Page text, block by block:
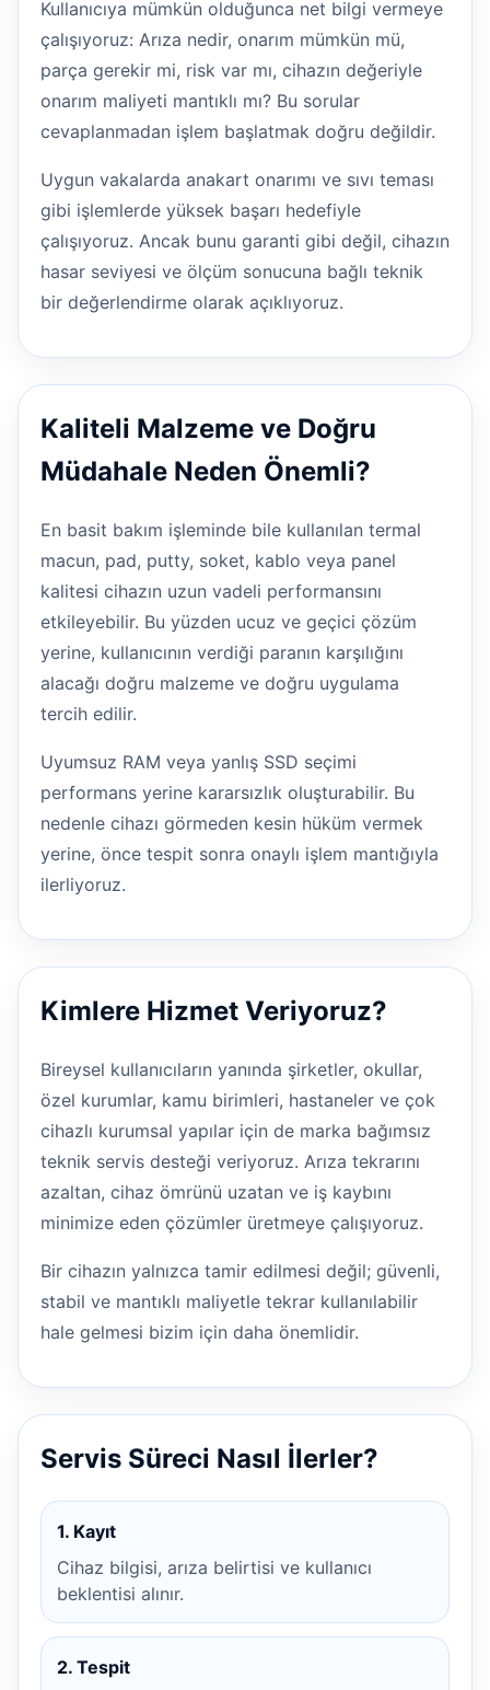
Kullanıcıya mümkün olduğunca net bilgi vermeye
çalışıyoruz: Arıza nedir, onarım mümkün mü,
parça gerekir mi, risk var mı, cihazın değeriyle
onarım maliyeti mantıklı mı? Bu sorular
cevaplanmadan işlem başlatmak doğru değildir.
Uygun vakalarda anakart onarımı ve sıvı teması
gibi işlemlerde yüksek başarı hedefiyle
çalışıyoruz. Ancak bunu garanti gibi değil, cihazın
hasar seviyesi ve ölçüm sonucuna bağlı teknik
bir değerlendirme olarak açıklıyoruz.
Kaliteli Malzeme ve Doğru
Müdahale Neden Önemli?
En basit bakım işleminde bile kullanılan termal
macun, pad, putty, soket, kablo veya panel
kalitesi cihazın uzun vadeli performansını
etkileyebilir. Bu yüzden ucuz ve geçici çözüm
yerine, kullanıcının verdiği paranın karşılığını
alacağı doğru malzeme ve doğru uygulama
tercih edilir.
Uyumsuz RAM veya yanlış SSD seçimi
performans yerine kararsızlık oluşturabilir. Bu
nedenle cihazı görmeden kesin hüküm vermek
yerine, önce tespit sonra onaylı işlem mantığıyla
ilerliyoruz.
Kimlere Hizmet Veriyoruz?
Bireysel kullanıcıların yanında şirketler, okullar,
özel kurumlar, kamu birimleri, hastaneler ve çok
cihazlı kurumsal yapılar için de marka bağımsız
teknik servis desteği veriyoruz. Arıza tekrarını
azaltan, cihaz ömrünü uzatan ve iş kaybını
minimize eden çözümler üretmeye çalışıyoruz.
Bir cihazın yalnızca tamir edilmesi değil; güvenli,
stabil ve mantıklı maliyetle tekrar kullanılabilir
hale gelmesi bizim için daha önemlidir.
Servis Süreci Nasıl İlerler?
1. Kayıt
Cihaz bilgisi, arıza belirtisi ve kullanıcı
beklentisi alınır.
2. Tespit